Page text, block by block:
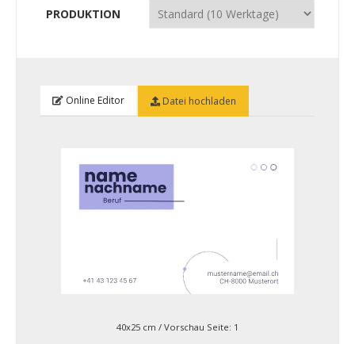
PRODUKTION
Online Editor Datei hochladen
40x25 cm / Vorschau Seite: 1